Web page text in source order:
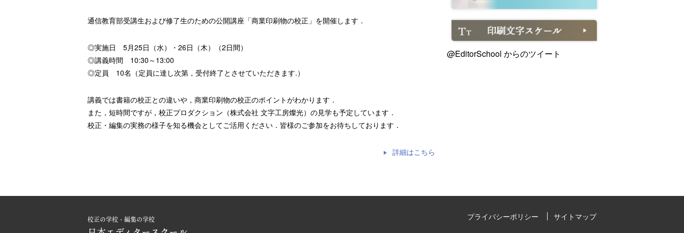
通信教育部受講生および修了生のための公開講座「商業印刷物の校正」を開催します．
◎実施日 5月25日（水）・26日（木）（2日間）
◎講義時間 10:30～13:00
◎定員 10名（定員に達し次第，受付終了とさせていただきます.）
講義では書籍の校正との違いや，商業印刷物の校正のポイントがわかります．
また，短時間ですが，校正プロダクション（株式会社 文字工房燦光）の見学も予定しています．
校正・編集の実務の様子を知る機会としてご活用ください．皆様のご参加をお待ちしております．
詳細はこちら
@EditorSchool からのツイート
校正の学校・編集の学校 プライバシーポリシー サイトマップ